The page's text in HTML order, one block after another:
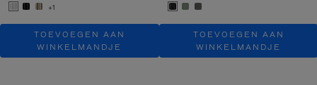
+1
TOEVOEGEN AAN
WINKELMANDJE
TOEVOEGEN AAN
WINKELMANDJE